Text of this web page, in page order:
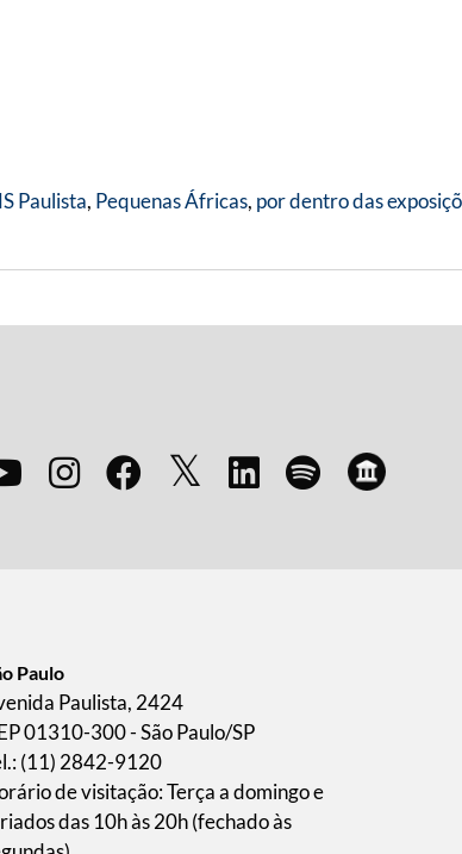
Paulista, Pequenas Áfricas, por dentro das
Paulo
Paulista, 2424
01310-300 - São Paulo/SP
(11) 2842-9120
de visitação: Terça a domingo e
das 10h às 20h (fechado às